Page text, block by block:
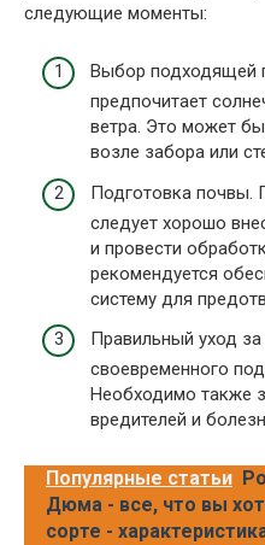
следующие моменты:
Выбор подходящей
предпочитает
ветра. Это может
возле забора или
Подготовка почвы.
следует хорошо
и провести
рекомендуется
систему для
Правильный уход
своевременного
Необходимо также
вредителей и
Популярные статьи
Дюма - все, что вы
сорте -